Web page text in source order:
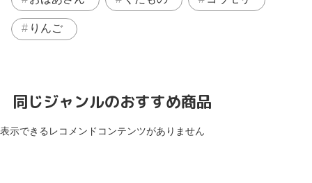
りんご
同じジャンルのおすすめ商品
表示できるレコメンドコンテンツがありません